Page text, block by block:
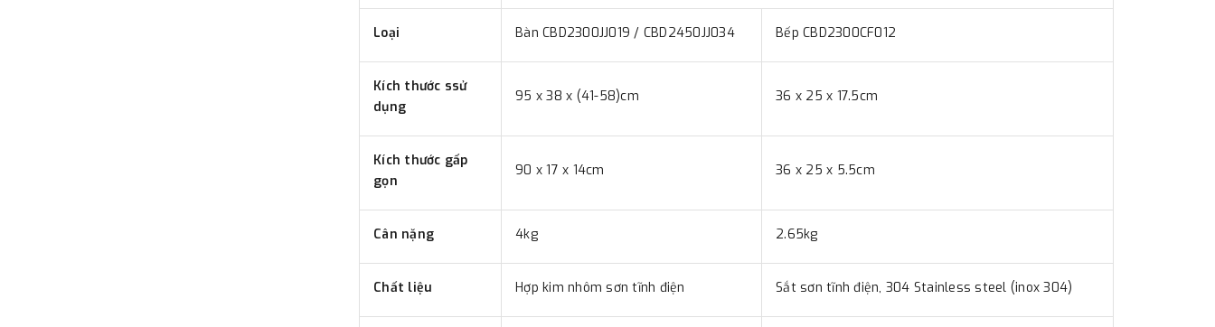
Loại Bàn CBD2300JJ019 / CBD2450JJ034 Bếp CBD2300CF012
Kích thước ssử
dụng
95 x 38 x (41-58)cm 36 x 25 x 17.5cm
Kích thước gấp
gọn
90 x 17 x 14cm 36 x 25 x 5.5cm
Cân nặng 4kg 2.65kg
Chất liệu Hợp kim nhôm sơn tĩnh điện Sắt sơn tĩnh điện, 304 Stainless steel (inox 304)